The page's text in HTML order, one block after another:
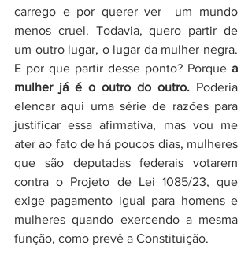
carrego e por querer ver  um mundo
menos cruel. Todavia, quero partir de
um outro lugar, o lugar da mulher negra.
E por que partir desse ponto? Porque a
mulher já é o outro do outro. Poderia
elencar aqui uma série de razões para
justificar essa afirmativa, mas vou me
ater ao fato de há poucos dias, mulheres
que são deputadas federais votarem
contra o Projeto de Lei 1085/23, que
exige pagamento igual para homens e
mulheres quando exercendo a mesma
função, como prevê a Constituição.